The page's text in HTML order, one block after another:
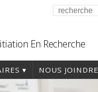
En Recherche
NOUS JOINDRE